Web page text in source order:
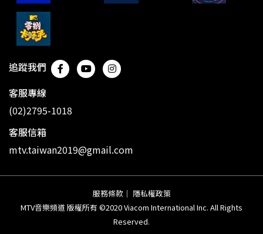
追蹤我們
客服專線
(02)2795-1018
客服信箱
mtv.taiwan2019@gmail.com
服務條款 ｜ 隱私權政策
MTV音樂頻道 版權所有 ©2020 Viacom International Inc. All Rights
Reserved.